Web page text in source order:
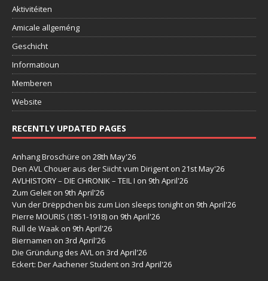
Aktivitéiten
Amicale allgeméng
Geschicht
Informatioun
Memberen
Website
RECENTLY UPDATED PAGES
Anhang Broschüre on 28th May'26
Den AVL Chouer aus der Siicht vum Dirigent on 21st May'26
AVLHISTORY – DIE CHRONIK – TEIL I on 9th April'26
Zum Geleit on 9th April'26
Vun der Drëppchen bis zum Lion sleeps tonight on 9th April'26
Pierre MOURIS (1851-1918) on 9th April'26
Rull de Waak on 9th April'26
Biernamen on 3rd April'26
Die Gründung des AVL on 3rd April'26
Eckert: Der Aachener Student on 3rd April'26